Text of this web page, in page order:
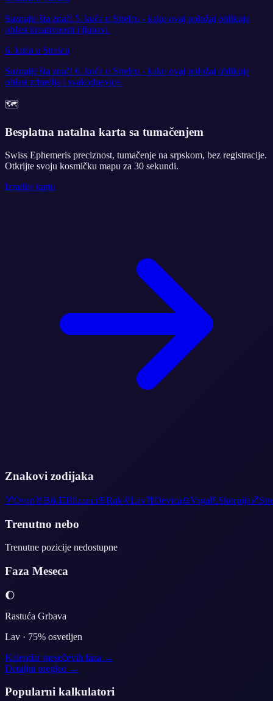
Saznajte šta znači 5. kuća u Strelcu - kako ovaj položaj oblikuje
oblast kreativnosti i ljubavi.
6. kuća u Strelcu
Saznajte šta znači 6. kuća u Strelcu - kako ovaj položaj oblikuje
oblast zdravlja i svakodnevice.
🗺️
Besplatna natalna karta sa tumačenjem
Swiss Ephemeris preciznost, tumačenje na srpskom, bez registracije.
Otkrijte svoju kosmičku mapu za 30 sekundi.
Izradite kartu
Znakovi zodijaka
♈Ovan♉Bik♊Blizanci♋Rak♌Lav♍Devica♎Vaga♏ Skorpija♐
Trenutno nebo
Trenutne pozicije nedostupne
Faza Meseca
🌔
Rastuća Grbava
Lav · 75% osvetljen
Kalendar mesečevih faza →
Detaljni pregled →
Popularni kalkulatori